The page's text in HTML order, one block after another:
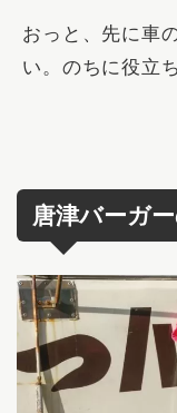
おっと、 先に車
い。 のちに役立
唐津バーガ